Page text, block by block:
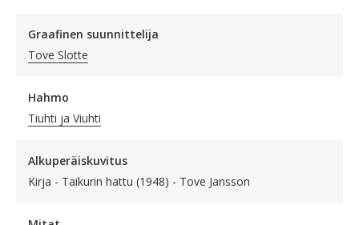
Graafinen suunnittelija
Tove Slotte
Hahmo
Tiuhti ja Viuhti
Alkuperäiskuvitus
Kirja - Taikurin hattu (1948) - Tove Jansson